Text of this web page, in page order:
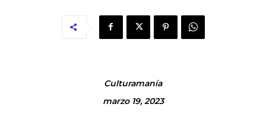
Culturamanía
marzo 19, 2023